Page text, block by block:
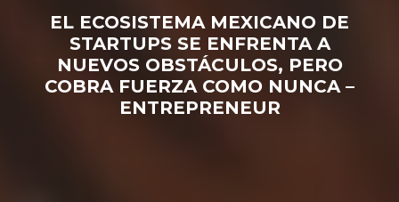
EL ECOSISTEMA MEXICANO DE
STARTUPS SE ENFRENTA A
NUEVOS OBSTÁCULOS, PERO
COBRA FUERZA COMO NUNCA –
ENTREPRENEUR